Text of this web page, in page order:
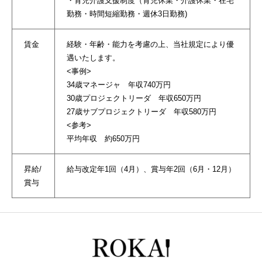
勤務・時間短縮勤務・週休3日勤務)
賃金
経験・年齢・能力を考慮の上、当社規定により優
遇いたします。
<事例>
34歳マネージャ 年収740万円
30歳プロジェクトリーダ 年収650万円
27歳サブプロジェクトリーダ 年収580万円
<参考>
平均年収 約650万円
昇給/
賞与
給与改定年1回（4月）、賞与年2回（6月・12月）